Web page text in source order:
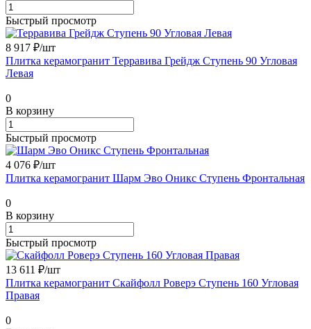
Быстрый просмотр
8 917 ₽/шт
Плитка керамогранит Терравива Грейдж Ступень 90 Угловая
Левая
0
В корзину
Быстрый просмотр
4 076 ₽/шт
Плитка керамогранит Шарм Эво Оникс Ступень Фронтальная
0
В корзину
Быстрый просмотр
13 611 ₽/шт
Плитка керамогранит Скайфолл Роверэ Ступень 160 Угловая
Правая
0